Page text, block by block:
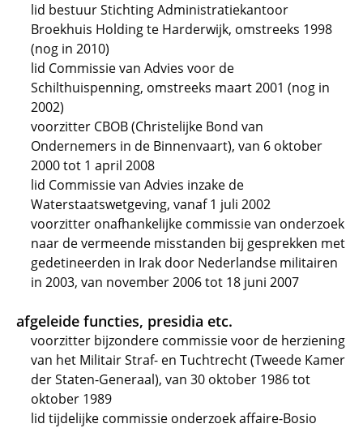
lid bestuur Stichting Administratiekantoor
Broekhuis Holding te Harderwijk, omstreeks 1998
(nog in 2010)
lid Commissie van Advies voor de
Schilthuispenning, omstreeks maart 2001 (nog in
2002)
voorzitter CBOB (Christelijke Bond van
Ondernemers in de Binnenvaart), van 6 oktober
2000 tot 1 april 2008
lid Commissie van Advies inzake de
Waterstaatswetgeving, vanaf 1 juli 2002
voorzitter onafhankelijke commissie van onderzoek
naar de vermeende misstanden bij gesprekken met
gedetineerden in Irak door Nederlandse militairen
in 2003, van november 2006 tot 18 juni 2007
afgeleide functies, presidia etc.
voorzitter bijzondere commissie voor de herziening
van het Militair Straf- en Tuchtrecht (Tweede Kamer
der Staten-Generaal), van 30 oktober 1986 tot
oktober 1989
lid tijdelijke commissie onderzoek affaire-Bosio